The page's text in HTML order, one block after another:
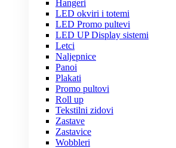
Hangeri
LED okviri i totemi
LED Promo pultevi
LED UP Display sistemi
Letci
Naljepnice
Panoi
Plakati
Promo pultovi
Roll up
Tekstilni zidovi
Zastave
Zastavice
Wobbleri